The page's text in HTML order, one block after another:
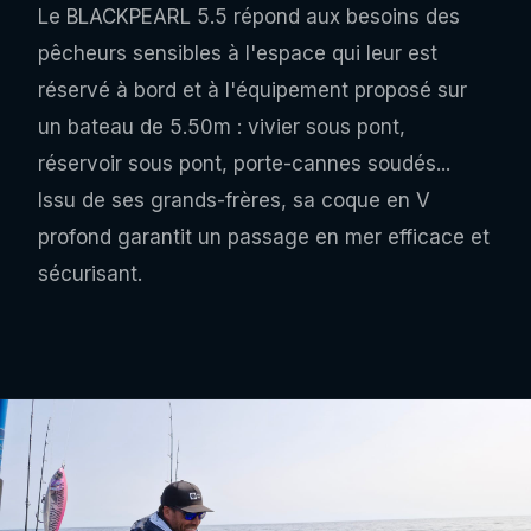
Le BLACKPEARL 5.5 répond aux besoins des
pêcheurs sensibles à l'espace qui leur est
réservé à bord et à l'équipement proposé sur
un bateau de 5.50m : vivier sous pont,
réservoir sous pont, porte-cannes soudés...
Issu de ses grands-frères, sa coque en V
profond garantit un passage en mer efficace et
sécurisant.